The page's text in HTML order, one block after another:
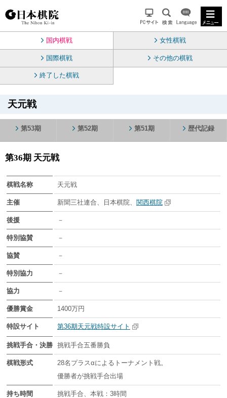
国内棋戦 女性棋戦
国際棋戦 その他の棋戦
終了した棋戦
天元戦
第53期 第52期 第51期 歴代記録
第36期 天元戦
棋戦名称 天元戦
主催 新聞三社連合、日本棋院、 関西棋院
後援 －
特別協賛 －
協賛 －
特別協力 －
協力 －
優勝賞金 1400万円
特設サイト 第36期天元戦特設サイト
挑戦手合・決勝 挑戦手合五番勝負
棋戦形式
28名プラスαによるトーナメント戦。
優勝者が挑戦手合出場
持ち時間 挑戦手合、本戦：3時間